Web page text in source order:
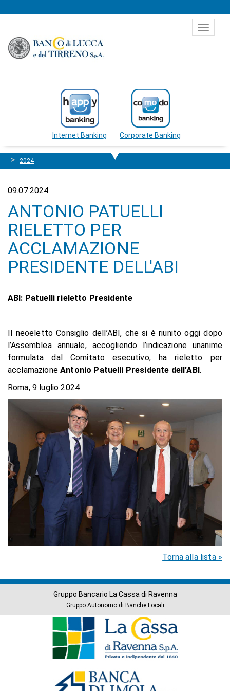
Toggle
Internet Banking Corporate Banking
2024
09.07.2024
ANTONIO PATUELLI
RIELETTO PER
ACCLAMAZIONE
PRESIDENTE DELL'ABI
ABI: Patuelli rieletto Presidente
Il neoeletto Consiglio dell’ABI, che si è riunito oggi dopo
l’Assemblea annuale, accogliendo l’indicazione unanime
formulata dal Comitato esecutivo, ha rieletto per
acclamazioneAntonio Patuelli Presidente dell’ABI.
Roma, 9 luglio 2024
Torna alla lista »
Gruppo Bancario La Cassa di Ravenna
Gruppo Autonomo di Banche Locali